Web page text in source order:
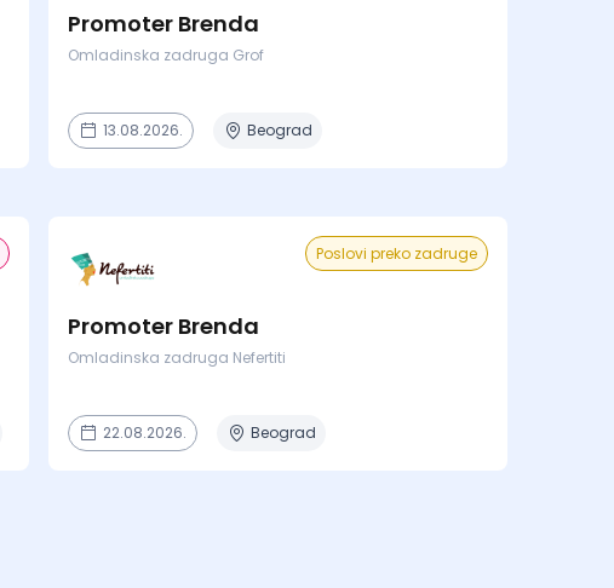
Promoter Brenda
Omladinska zadruga Grof
13.08.2026. Beograd
Poslovi preko zadruge
Promoter Brenda
Omladinska zadruga Nefertiti
22.08.2026. Beograd